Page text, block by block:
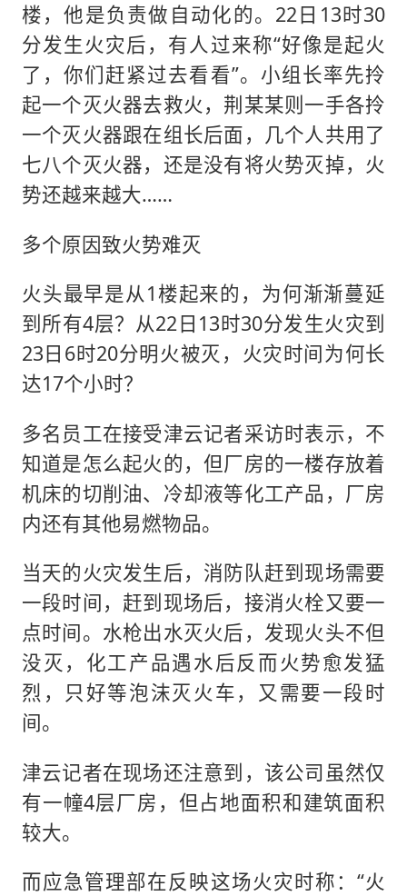
楼，他是负责做自动化的。22日13时30
分发生火灾后，有人过来称“好像是起火
了，你们赶紧过去看看”。小组长率先拎
起一个灭火器去救火，荆某某则一手各拎
一个灭火器跟在组长后面，几个人共用了
七八个灭火器，还是没有将火势灭掉，火
势还越来越大……
多个原因致火势难灭
火头最早是从1楼起来的，为何渐渐蔓延
到所有4层？从22日13时30分发生火灾到
23日6时20分明火被灭，火灾时间为何长
达17个小时？
多名员工在接受津云记者采访时表示，不
知道是怎么起火的，但厂房的一楼存放着
机床的切削油、冷却液等化工产品，厂房
内还有其他易燃物品。
当天的火灾发生后，消防队赶到现场需要
一段时间，赶到现场后，接消火栓又要一
点时间。水枪出水灭火后，发现火头不但
没灭，化工产品遇水后反而火势愈发猛
烈，只好等泡沫灭火车，又需要一段时
间。
津云记者在现场还注意到，该公司虽然仅
有一幢4层厂房，但占地面积和建筑面积
较大。
而应急管理部在反映这场火灾时称：“火